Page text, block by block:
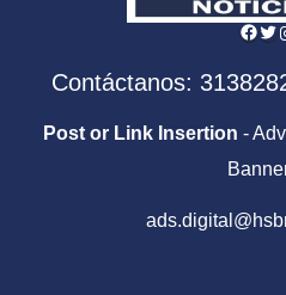
Contáctanos:
Post or Link Insertion -